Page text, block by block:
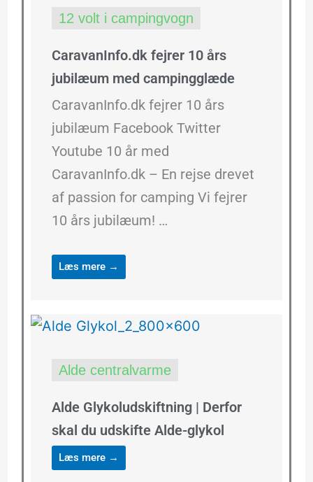
12 volt i campingvogn
CaravanInfo.dk fejrer 10 års
jubilæum med campingglæde
CaravanInfo.dk fejrer 10 års
jubilæum Facebook Twitter
Youtube 10 år med
CaravanInfo.dk – En rejse drevet
af passion for camping Vi fejrer
10 års jubilæum! …
Læs mere →
Alde centralvarme
Alde Glykoludskiftning | Derfor
skal du udskifte Alde-glykol
Læs mere →